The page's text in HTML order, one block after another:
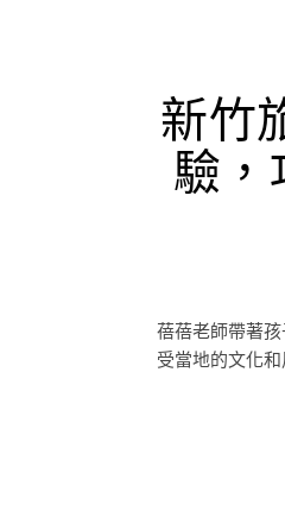
新竹
驗，
蓓蓓老師帶著
受當地的文化和